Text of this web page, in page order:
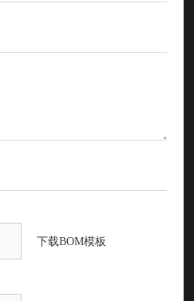
下载BOM模板